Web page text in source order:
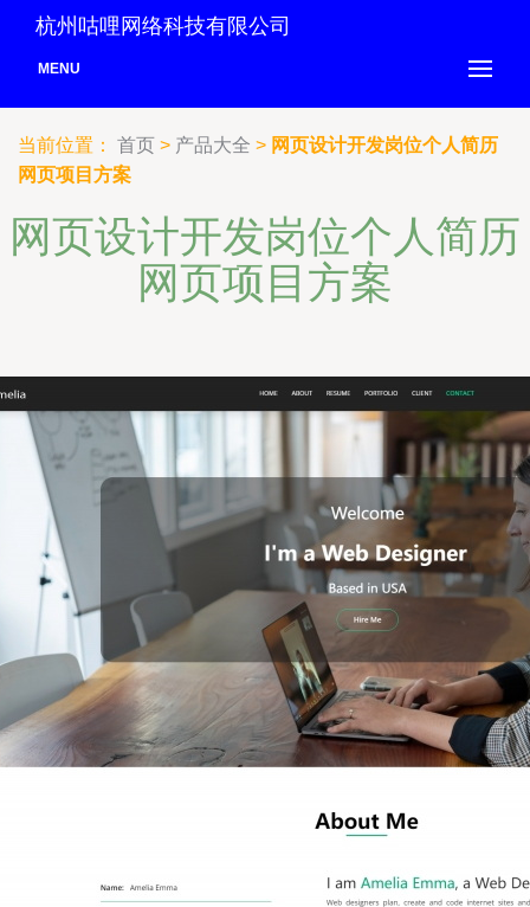
杭州咕哩网络科技有限公司
MENU
当前位置： 首页 > 产品大全 > 网页设计开发岗位个人简历
网页项目方案
网页设计开发岗位个人简历
网页项目方案